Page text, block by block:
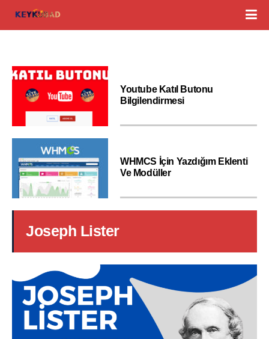
Youtube Katıl Butonu
Bilgilendirmesi
WHMCS İçin Yazdığım Eklenti
Ve Modüller
Joseph Lister